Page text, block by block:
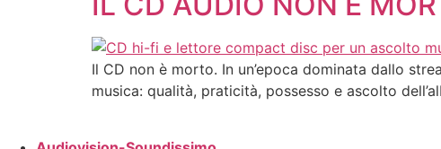
Il CD non è morto. In un’epoca dominata dallo
musica: qualità, praticità, possesso e ascolto